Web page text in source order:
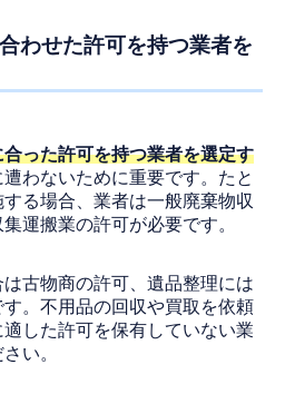
わせた許可を持つ業者を
った許可を持つ業者を選定す
わないために重要です。たと
る場合、業者は一般廃棄物収
運搬業の許可が必要です。
古物商の許可、遺品整理には
。不用品の回収や買取を依頼
した許可を保有していない業
い。